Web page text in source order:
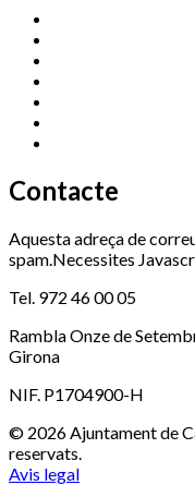
Contacte
Aquesta adreça de
spam.Necessites
Tel. 972 46 00 05
Rambla Onze de
Girona
NIF. P1704900-H
© 2026 Ajuntament de
reservats.
Avis legal